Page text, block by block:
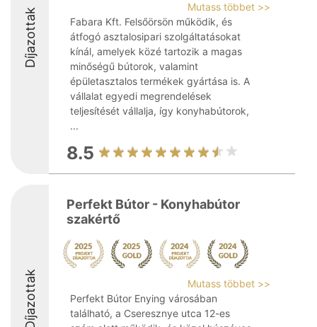
Díjazottak
Mutass többet >>
Fabara Kft. Felsőörsön működik, és
átfogó asztalosipari szolgáltatásokat
kínál, amelyek közé tartozik a magas
minőségű bútorok, valamint
épületasztalos termékek gyártása is. A
vállalat egyedi megrendelések
teljesítését vállalja, így konyhabútorok,
...
8.5
Díjazottak
Perfekt Bútor - Konyhabútor
szakértő
Mutass többet >>
Perfekt Bútor Enying városában
található, a Cseresznye utca 12-es